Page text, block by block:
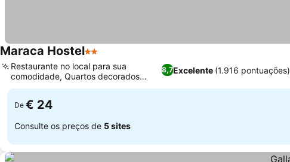
Maraca Hostel2 Estrelas
8,7Excelente (1.916 pontuações)
Restaurante no local para sua
comodidade, Quartos decorados
individualmente
De € 24
Consulte os preços de 5 sites